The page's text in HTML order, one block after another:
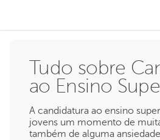
Tudo sobre
ao Ensino
A candidatura ao ensino
jovens um momento de
também de alguma